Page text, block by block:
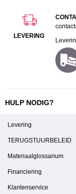
LEVERING
HULP NODIG?
Levering
TERUGSTUURBELEID
Materiaalglossarium
Financiering
Klantenservice